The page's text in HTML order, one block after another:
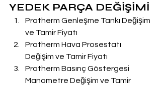
YEDEK PARÇA DEĞİŞİMİ
Protherm Genleşme Tankı Değişim
ve Tamir Fiyatı
Protherm Hava Prosestatı
Değişim ve Tamir Fiyatı
Protherm Basınç Göstergesi
Manometre Değişim ve Tamir